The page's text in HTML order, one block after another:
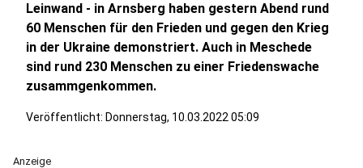
Leinwand - in Arnsberg haben gestern Abend rund
60 Menschen für den Frieden und gegen den Krieg
in der Ukraine demonstriert. Auch in Meschede
sind rund 230 Menschen zu einer Friedenswache
zusammgenkommen.
Veröffentlicht: Donnerstag, 10.03.2022 05:09
Anzeige